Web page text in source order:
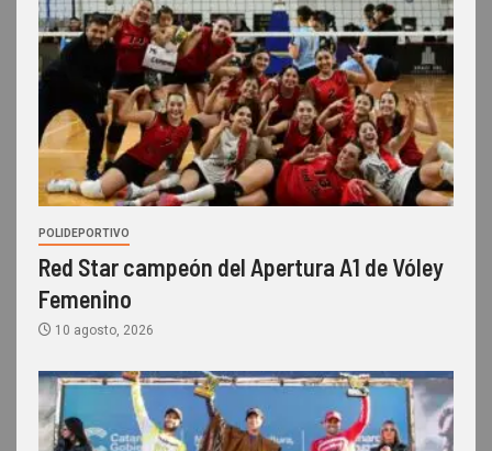
POLIDEPORTIVO
Red Star campeón del Apertura A1 de Vóley
Femenino
10 agosto, 2026